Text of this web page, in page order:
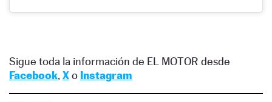
Sigue toda la información de EL MOTOR desde
Facebook, Xo Instagram